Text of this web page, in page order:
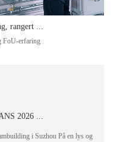
rangert ...
FoU-erfaring
2026 ...
i Suzhou På en lys og